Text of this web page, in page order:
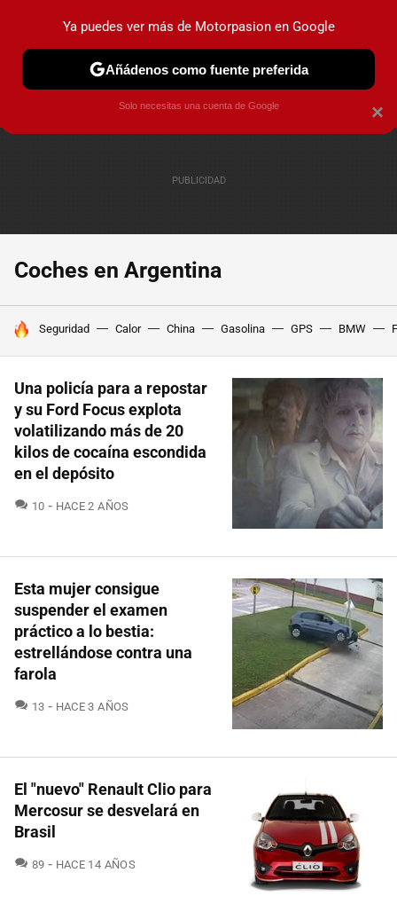
PRUEBAS COCHES ELÉCTRICOS OBSERVATORIO
Coches en Argentina
HOY SE HABLA DE
Seguridad Calor China Gasolina GPS BMW
Una policía para a repostar
y su Ford Focus explota
volatilizando más de 20
kilos de cocaína escondida
en el depósito
10 COMENTARIOS
HACE 2 AÑOS
Esta mujer consigue
suspender el examen
práctico a lo bestia:
estrellándose contra una
farola
13 COMENTARIOS
HACE 3 AÑOS
El "nuevo" Renault Clio para
Mercosur se desvelará en
Brasil
89 COMENTARIOS
HACE 14 AÑOS
×
Ya puedes ver más de Motorpasion en Google
Añádenos como fuente preferida
Solo necesitas una cuenta de Google